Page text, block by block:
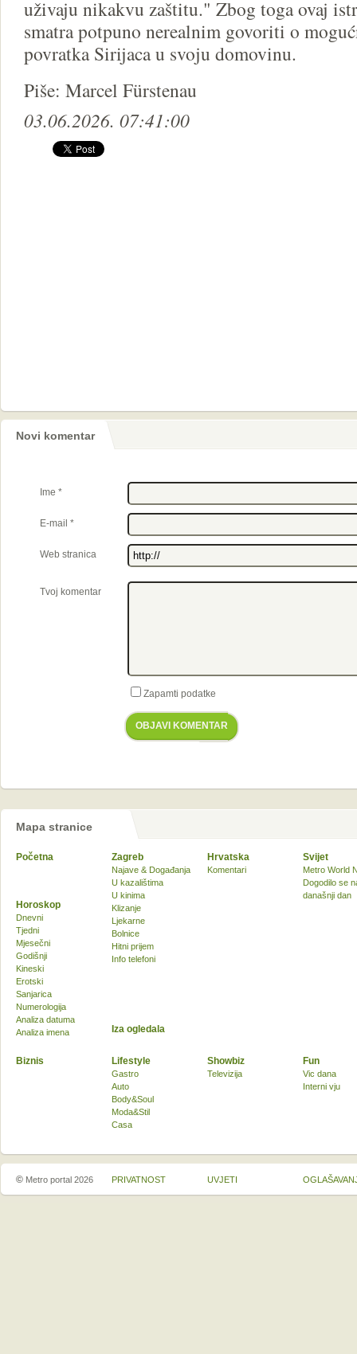
uživaju nikakvu zaštitu." Zbog toga ovaj
smatra potpuno nerealnim govoriti o
povratka Sirijaca u svoju domovinu.
Piše: Marcel Fürstenau
03.06.2026. 07:41:00
Novi komentar
Ime *
E-mail *
Web stranica
Tvoj komentar
Zapamti podatke
OBJAVI KOMENTAR
Mapa stranice
Početna Zagreb
Najave & Događanja
U kazalištima
U kinima
Klizanje
Ljekarne
Bolnice
Hitni prijem
Info telefoni
Hrvatska
Komentari
Svijet
Metro World
Dogodilo se
današnji dan
Biznis Lifestyle
Gastro
Auto
Body&Soul
Moda&Stil
Casa
Showbiz
Televizija
Fun
Vic dana
Interni vju
Horoskop
Dnevni
Tjedni
Mjesečni
Godišnji
Kineski
Erotski
Sanjarica
Numerologija
Analiza datuma
Analiza imena
Iza ogledala
© Metro portal 2026 PRIVATNOST UVJETI